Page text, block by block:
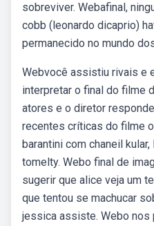
sobreviver. Webafinal,
cobb (leonardo dicaprio)
permanecido no mundo
Webvocê assistiu rivais e
interpretar o final do filme
atores e o diretor
recentes críticas do filme
barantini com chaneil
tomelty. Webo final de
sugerir que alice veja um
que tentou se machucar
jessica assiste. Webo nos